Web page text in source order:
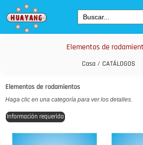
Elementos de
Casa / CATÁLOGOS
Elementos de rodamientos
Haga clic en una categoría para ver los detalles.
Información requerida